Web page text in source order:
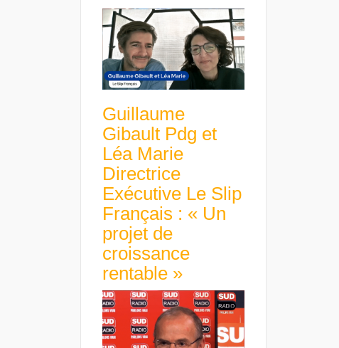
Guillaume
Gibault Pdg et
Léa Marie
Directrice
Exécutive Le Slip
Français : « Un
projet de
croissance
rentable »